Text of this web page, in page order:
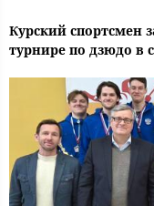
Курский спортсмен
турнире по дзюдо в